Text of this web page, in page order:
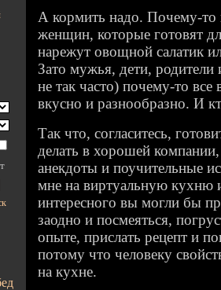
А кормить надо. Почему-то
женщин, которые готовят
нарежут овощной салатик
Зато мужья, дети, родители
не так часто) почему-то
вкусно и разнообразно. И
Так что, согласитесь,
делать в хорошей
анекдоты и поучительные
мне на виртуальную кухню
интересного вы могли бы
заодно и посмеяться,
опыте, прислать рецепт и
потому что человеку
на кухне.